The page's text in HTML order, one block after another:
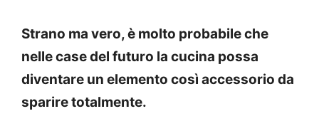
Strano ma vero, è molto probabile che
nelle case del futuro la cucina possa
diventare un elemento così accessorio da
sparire totalmente.